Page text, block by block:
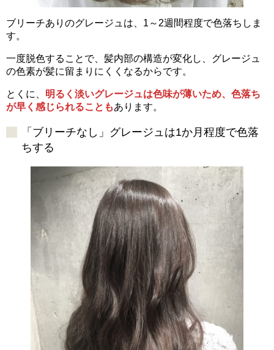
ブリーチありのグレージュは、1～2週間程度で色落ちしま
す。
一度脱色することで、髪内部の構造が変化し、グレージュ
の色素が髪に留まりにくくなるからです。
とくに、 明るく淡いグレージュは色味が薄いため、色落ち
が早く感じられることもあります。
「ブリーチなし」グレージュは1か月程度で色落
ちする